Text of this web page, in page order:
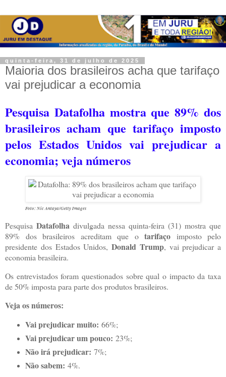
quinta-feira, 31 de julho de 2025
Maioria dos brasileiros acha que tarifaço
vai prejudicar a economia
Pesquisa Datafolha mostra que 89% dos
brasileiros acham que tarifaço imposto
pelos Estados Unidos vai prejudicar a
economia; veja números
Foto: Nic Antaya/Getty Images
Pesquisa Datafolha divulgada nessa quinta-feira (31) mostra que
89% dos brasileiros acreditam que o tarifaço imposto pelo
presidente dos Estados Unidos, Donald Trump, vai prejudicar a
economia brasileira.
Os entrevistados foram questionados sobre qual o impacto da taxa
de 50% imposta para parte dos produtos brasileiros.
Veja os números:
Vai prejudicar muito: 66%;
Vai prejudicar um pouco: 23%;
Não irá prejudicar: 7%;
Não sabem: 4%.